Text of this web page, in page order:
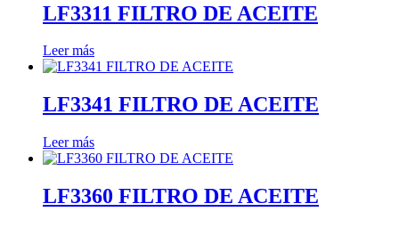
LF3311 FILTRO DE ACEITE
Leer más
LF3341 FILTRO DE ACEITE
Leer más
LF3360 FILTRO DE ACEITE